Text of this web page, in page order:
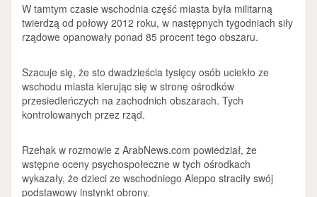
W tamtym czasie wschodnia część miasta była militarną
twierdzą od połowy 2012 roku, w następnych tygodniach siły
rządowe opanowały ponad 85 procent tego obszaru.
Szacuje się, że sto dwadzieścia tysięcy osób uciekło ze
wschodu miasta kierując się w stronę ośrodków
przesiedleńczych na zachodnich obszarach. Tych
kontrolowanych przez rząd.
Rzehak w rozmowie z ArabNews.com powiedział, że
wstępne oceny psychospołeczne w tych ośrodkach
wykazały, że dzieci ze wschodniego Aleppo straciły swój
podstawowy instynkt obrony.